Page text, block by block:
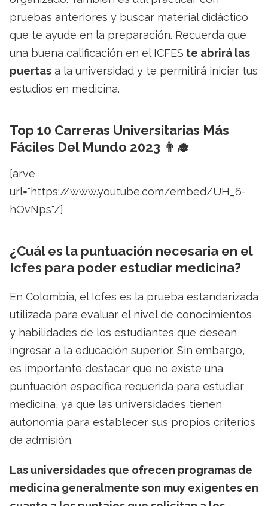
pruebas anteriores y buscar material didáctico
que te ayude en la preparación. Recuerda que
una buena calificación en el ICFES te abrirá las
puertas a la universidad y te permitirá iniciar tus
estudios en medicina.
Top 10 Carreras Universitarias Más
Fáciles Del Mundo 2023 👨‍🎓
[arve
url="https://www.youtube.com/embed/UH_6-
hOvNps"/]
¿Cuál es la puntuación necesaria en el
Icfes para poder estudiar medicina?
En Colombia, el Icfes es la prueba estandarizada
utilizada para evaluar el nivel de conocimientos
y habilidades de los estudiantes que desean
ingresar a la educación superior. Sin embargo,
es importante destacar que no existe una
puntuación específica requerida para estudiar
medicina, ya que las universidades tienen
autonomía para establecer sus propios criterios
de admisión.
Las universidades que ofrecen programas de
medicina generalmente son muy exigentes en